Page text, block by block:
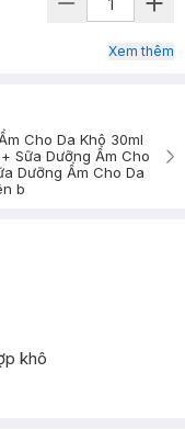
Xem thêm
Cho Da Khô 30ml
Sữa Dưỡng Ẩm Cho
Dưỡng Ẩm Cho Da
b
khô